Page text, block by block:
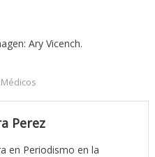
Ary Vicench.
Médicos
Perez
en Periodismo en la